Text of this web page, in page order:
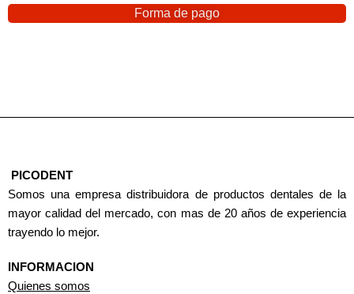
Forma de pago
PICODENT
Somos una empresa distribuidora de productos dentales de la
mayor calidad del mercado, con mas de 20 años de experiencia
trayendo lo mejor.
INFORMACION
Quienes somos